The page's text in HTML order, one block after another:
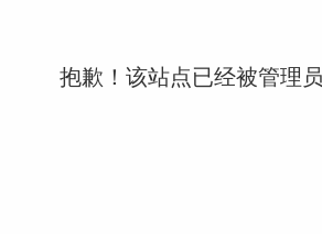
抱歉！该站点已经被管理